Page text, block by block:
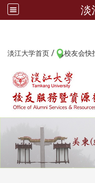
淡
淡江大学首页 / 校友会快